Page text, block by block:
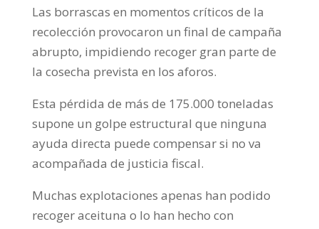
Las borrascas en momentos críticos de la
recolección provocaron un final de campaña
abrupto, impidiendo recoger gran parte de
la cosecha prevista en los aforos.
Esta pérdida de más de 175.000 toneladas
supone un golpe estructural que ninguna
ayuda directa puede compensar si no va
acompañada de justicia fiscal.
Muchas explotaciones apenas han podido
recoger aceituna o lo han hecho con